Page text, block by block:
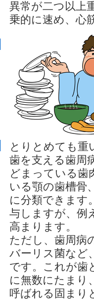
異常が二つ以上
乗的に速め、心
とりとめても重
歯を支える歯周
どまっている歯
いる顎の歯槽骨
に分類できます
与しますが、例
高まります。
ただし、歯周病
バーリス菌など
です。これが歯
に無数にたまり
呼ばれる固まり